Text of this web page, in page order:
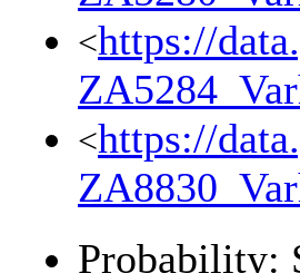
<https://
<https://
Probability: